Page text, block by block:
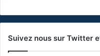
Suivez nous sur Twitter